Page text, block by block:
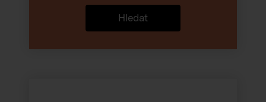
Hledat